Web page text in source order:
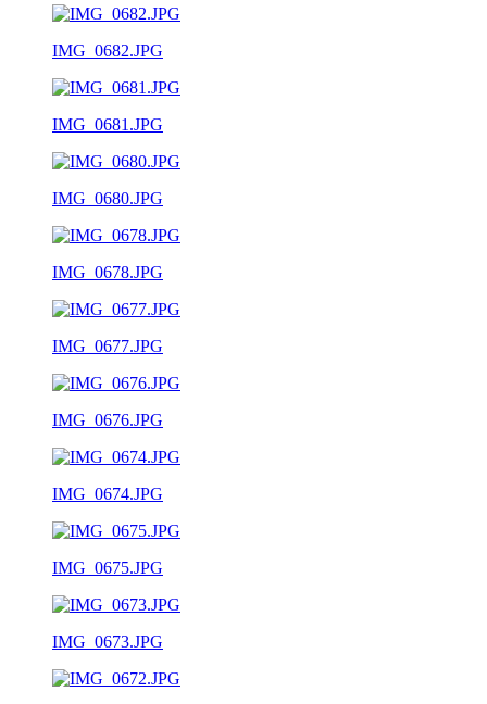
IMG_0682.JPG
IMG_0681.JPG
IMG_0680.JPG
IMG_0678.JPG
IMG_0677.JPG
IMG_0676.JPG
IMG_0674.JPG
IMG_0675.JPG
IMG_0673.JPG